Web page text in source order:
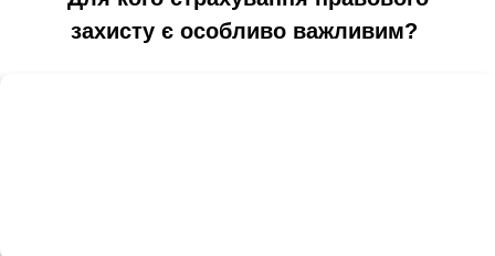
захисту є особливо важливим?